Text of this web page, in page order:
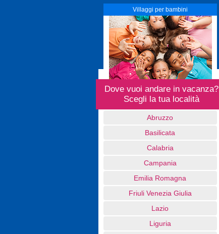
Villaggi per bambini
Dove vuoi andare in vacanza?
Scegli la tua località
Abruzzo
Basilicata
Calabria
Campania
Emilia Romagna
Friuli Venezia Giulia
Lazio
Liguria